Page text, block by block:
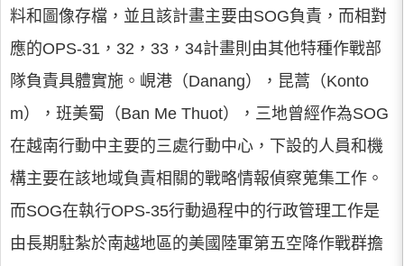
料和圖像存檔，並且該計畫主要由SOG負責，而相對
應的OPS-31，32，33，34計畫則由其他特種作戰部
隊負責具體實施。峴港（Danang），昆蒿（Konto
m），班美蜀（Ban Me Thuot），三地曾經作為SOG
在越南行動中主要的三處行動中心，下設的人員和機
構主要在該地域負責相關的戰略情報偵察蒐集工作。
而SOG在執行OPS-35行動過程中的行政管理工作是
由長期駐紮於南越地區的美國陸軍第五空降作戰群擔